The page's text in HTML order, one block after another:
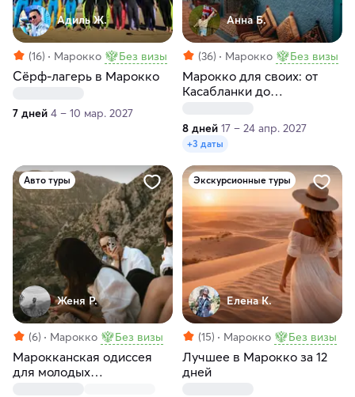
Адиль Ж.
(16) Марокко Без визы
Сёрф-лагерь в Марокко
7 дней 4 – 10 мар. 2027
Анна Б.
(36) Марокко Без визы
Марокко для своих: от
Касабланки до
8 дней 17 – 24 апр. 2027
+3 даты
Авто туры
Женя Р.
(6) Марокко Без визы
Марокканская одиссея
для молодых
Экскурсионные туры
Елена К.
(15) Марокко Без визы
Лучшее в Марокко за 12
дней